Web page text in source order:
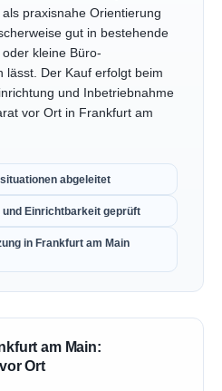
praxisnahe Orientierung
gut in bestehende
kleine Büro-
lässt. Der Kauf erfolgt beim
und Inbetriebnahme
vor Ort in Frankfurt am
abgeleitet
Einrichtbarkeit geprüft
in Frankfurt am Main
am Main:
Ort